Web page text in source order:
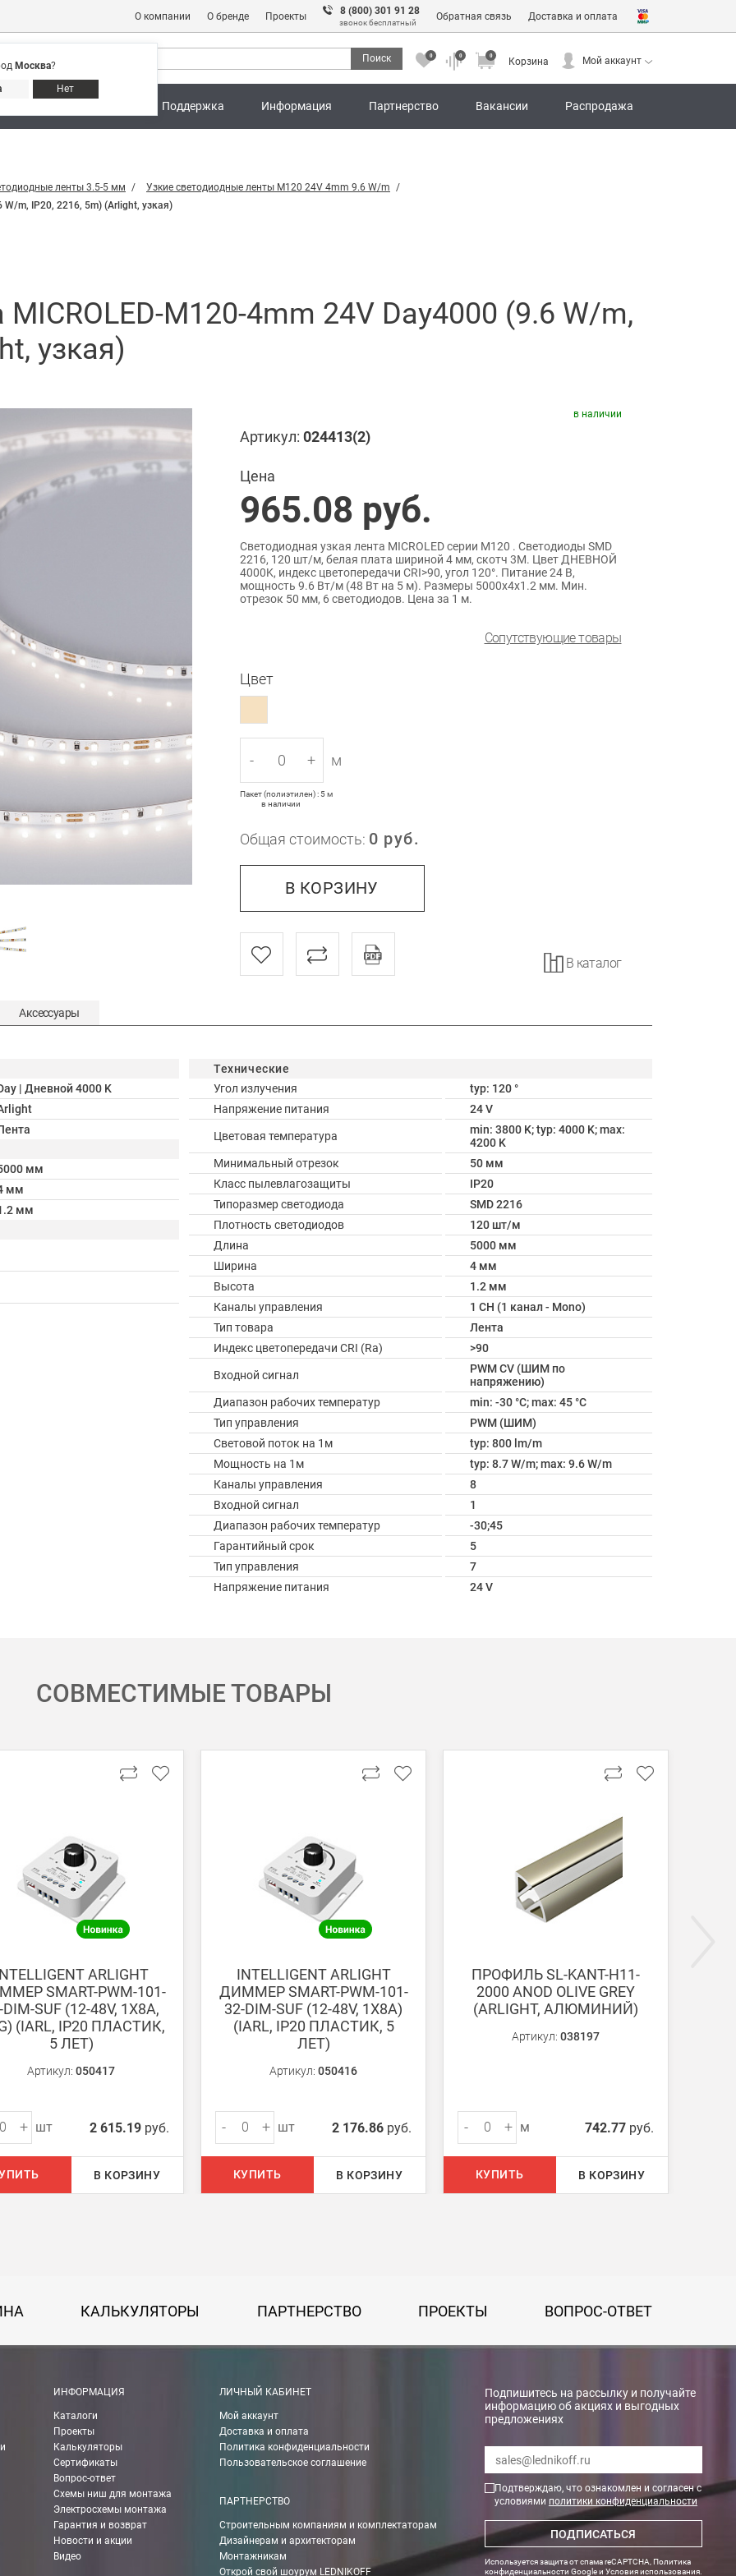
Москва?
Нет
О компании О бренде Проекты 8 (800) 301 91 28
звонок бесплатный
Обратная связь Доставка и оплата
Поиск 0 0 0
Корзина Мой аккаунт
Поддержка Информация Партнерство Вакансии Распродажа
Адреса магазинов 8 (800) 301 91 28 Корзина Мой аккаунт
ленты 3.5-5 мм
Узкие светодиодные ленты M120 24V 4mm 9.6 W/m
W/m, IP20, 2216, 5m) (Arlight, узкая)
M120-4mm 24V Day4000 (9.6 W/m,
узкая)
в наличии
Артикул: 024413(2)
Цена
965.08 руб.
Светодиодная узкая лента MICROLED серии M120 . Светодиоды SMD
2216, 120 шт/м, белая плата шириной 4 мм, скотч 3M. Цвет ДНЕВНОЙ
4000K, индекс цветопередачи CRI>90, угол 120°. Питание 24 В,
мощность 9.6 Вт/м (48 Вт на 5 м). Размеры 5000х4х1.2 мм. Мин.
отрезок 50 мм, 6 светодиодов. Цена за 1 м.
Сопутствующие товары
Цвет
- + м
Пакет (полиэтилен) : 5 м
в наличии
Общая стоимость: 0 руб.
В КОРЗИНУ
В каталог
Аксессуары
| Дневной 4000 K
мм
мм
мм
Технические
Угол излучения
typ: 120 °
Напряжение питания
24 V
Цветовая температура
min: 3800 K; typ: 4000 K; max:
4200 K
Минимальный отрезок
50 мм
Класс пылевлагозащиты
IP20
Типоразмер светодиода
SMD 2216
Плотность светодиодов
120 шт/м
Длина
5000 мм
Ширина
4 мм
Высота
1.2 мм
Каналы управления
1 CH (1 канал - Mono)
Тип товара
Лента
Индекс цветопередачи CRI (Ra)
>90
Входной сигнал
PWM СV (ШИМ по
напряжению)
Диапазон рабочих температур
min: -30 °C; max: 45 °C
Тип управления
PWM (ШИМ)
Световой поток на 1м
typ: 800 lm/m
Мощность на 1м
typ: 8.7 W/m; max: 9.6 W/m
Каналы управления
8
Входной сигнал
1
Диапазон рабочих температур
-30;45
Гарантийный срок
5
Тип управления
7
Напряжение питания
24 V
в любом удобном Вам банке.
для уточнения даты доставки. Обратите внимание, что деньги поступают на наш счет в течении 3-5 дней.
из нашихмагазинов
Boxberry. При оформлении заказа выберете «Доставка Boxberry»
в другие города России.
ТК 750 руб.
СОВМЕСТИМЫЕ ТОВАРЫ
ARLIGHT
SMART-PWM-101-
DIM-SUF (12-48V, 1X8A,
(IARL, IP20 ПЛАСТИК,
5 ЛЕТ)
Артикул: 050417
+ шт 2 615.19 руб.
В КОРЗИНУ
INTELLIGENT ARLIGHT
ДИММЕР SMART-PWM-101-
32-DIM-SUF (12-48V, 1X8A)
(IARL, IP20 ПЛАСТИК, 5
ЛЕТ)
Артикул: 050416
- + шт 2 176.86 руб.
КУПИТЬ В КОРЗИНУ
ПРОФИЛЬ SL-KANT-H11-
2000 ANOD OLIVE GREY
(ARLIGHT, АЛЮМИНИЙ)
Артикул: 038197
- + м 742.77 руб.
КУПИТЬ В КОРЗИНУ
КАЛЬКУЛЯТОРЫ ПАРТНЕРСТВО ПРОЕКТЫ ВОПРОС-ОТВЕТ
ИНФОРМАЦИЯ
Каталоги
Проекты
Калькуляторы
Сертификаты
Вопрос-ответ
Схемы ниш для монтажа
Электросхемы монтажа
Гарантия и возврат
Новости и акции
Видео
ЛИЧНЫЙ КАБИНЕТ
Мой аккаунт
Доставка и оплата
Политика конфиденциальности
Пользовательское соглашение
ПАРТНЕРСТВО
Строительным компаниям и комплектаторам
Дизайнерам и архитекторам
Монтажникам
Открой свой шоурум LEDNIKOFF
Подпишитесь на рассылку и получайте
информацию об акциях и выгодных
предложениях
Подтверждаю, что ознакомлен и согласен с
условиями политики конфиденциальности
ПОДПИСАТЬСЯ
Используется защита от спама reCAPTCHA, Политика
конфиденциальности Googleи Условия использования.